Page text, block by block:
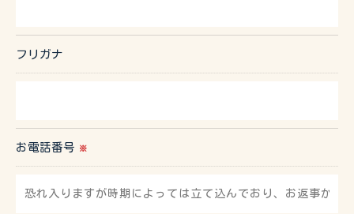
フリガナ
お電話番号 ※